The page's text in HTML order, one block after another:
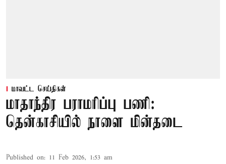
மாவட்ட செய்திகள்
மாதாந்திர பராமரிப்பு பணி:
தென்காசியில் நாளை மின்தடை
Published on: 11 Feb 2026, 1:53 am